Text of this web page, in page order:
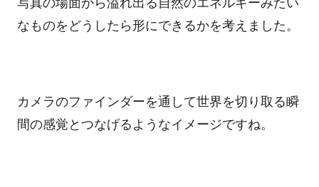
なものをどうしたら形にできるかを考えました。
カメラのファインダーを通して世界を切り取る瞬
間の感覚とつなげるようなイメージですね。